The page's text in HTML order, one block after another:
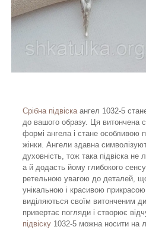
Срібна підвіскаангел 1032-5
до вашого образу. Ця витончена
формі ангела і стане особливою
жінки. Ангели здавна
духовність, тож така підвіска
а й додасть йому глибокого
ретельною увагою до деталей,
унікальною і красивою
виділяються своїм витонченим
привертає погляди і створює
підвіску 1032-5 можна носити на